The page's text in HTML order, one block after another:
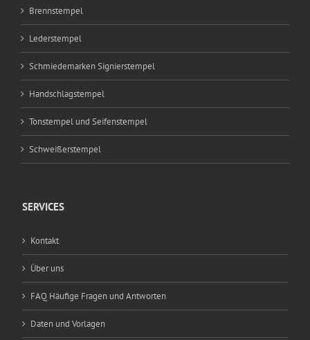
Brennstempel
Lederstempel
Schmiedemarken Signierstempel
Handschlagstempel
Tonstempel und Seifenstempel
Schweißerstempel
SERVICES
Kontakt
Über uns
FAQ Häufige Fragen und Antworten
Daten und Vorlagen